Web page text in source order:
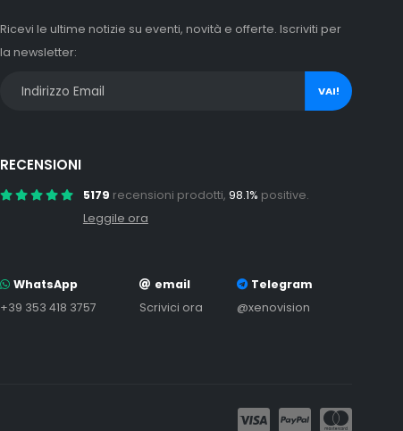
Ricevi le ultime notizie su eventi, novità e offerte. Iscriviti per
la newsletter:
VAI!
RECENSIONI
5179 recensioni prodotti, 98.1% positive.
Leggile ora
WhatsApp
+39 353 418 3757
email
Scrivici ora
Telegram
@xenovision